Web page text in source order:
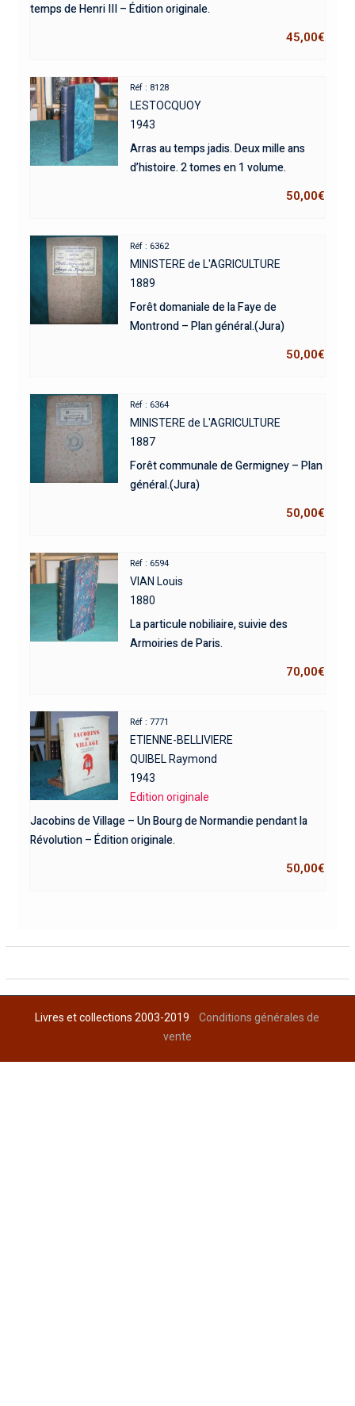
temps de Henri III – Édition originale.
45,00€
Réf : 8128
LESTOCQUOY
1943
Arras au temps jadis. Deux mille ans
d’histoire. 2 tomes en 1 volume.
50,00€
Réf : 6362
MINISTERE de L'AGRICULTURE
1889
Forêt domaniale de la Faye de
Montrond – Plan général.(Jura)
50,00€
Réf : 6364
MINISTERE de L'AGRICULTURE
1887
Forêt communale de Germigney – Plan
général.(Jura)
50,00€
Réf : 6594
VIAN Louis
1880
La particule nobiliaire, suivie des
Armoiries de Paris.
70,00€
Réf : 7771
ETIENNE-BELLIVIERE
QUIBEL Raymond
1943
Edition originale
Jacobins de Village – Un Bourg de Normandie pendant la
Révolution – Édition originale.
50,00€
Livres et collections 2003-2019Conditions générales de
vente